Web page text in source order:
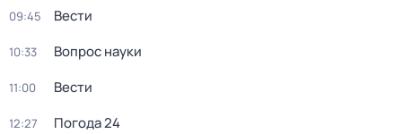
09:45 Вести
10:33 Вопрос науки
11:00 Вести
12:27 Погода 24